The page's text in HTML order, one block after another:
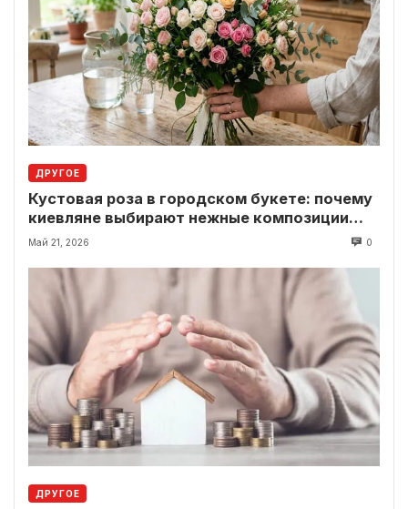
ДРУГОЕ
Кустовая роза в городском букете: почему
киевляне выбирают нежные композиции
вместо классики
Май 21, 2026 0
ДРУГОЕ